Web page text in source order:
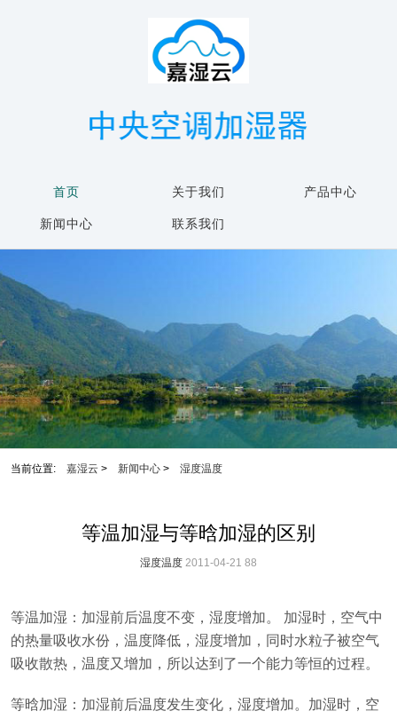
首页 关于我们 产品中心
新闻中心 联系我们
当前位置: 嘉湿云 > 新闻中心 > 湿度温度
等温加湿与等晗加湿的区别
湿度温度 2011-04-21 88
等温加湿：加湿前后温度不变，湿度增加。 加湿时，空气中
的热量吸收水份，温度降低，湿度增加，同时水粒子被空气
吸收散热，温度又增加，所以达到了一个能力等恒的过程。
等晗加湿：加湿前后温度发生变化，湿度增加。加湿时，空